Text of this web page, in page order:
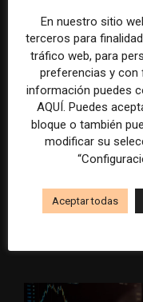
ARTÍCULOS
principales estrategias
medios ante la IA, la
de ingresos y los
En nuestro sitio
terceros para
tráfico web, para
preferencias y con
información puedes
AQUÍ. Puedes
bloque o también
modificar su
Aceptar todas